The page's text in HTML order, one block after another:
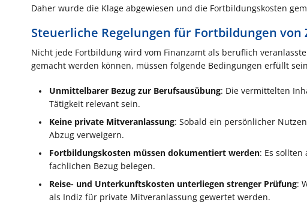
Daher wurde die Klage abgewiesen und die Fortbildungskosten
Steuerliche Regelungen für Fortbildungen von
Nicht jede Fortbildung wird vom Finanzamt als beruflich
gemacht werden können, müssen folgende Bedingungen erfüllt
Unmittelbarer Bezug zur Berufsausübung: Die vermittelten
Tätigkeit relevant sein.
Keine private Mitveranlassung: Sobald ein persönlicher
Abzug verweigern.
Fortbildungskosten müssen dokumentiert werden: Es
fachlichen Bezug belegen.
Reise- und Unterkunftskosten unterliegen strenger Prüfung:
als Indiz für private Mitveranlassung gewertet werden.